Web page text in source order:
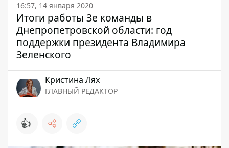
16:57, 14 января 2020
Итоги работы Зе команды в
Днепропетровской области: год
поддержки президента Владимира
Зеленского
Кристина Лях
ГЛАВНЫЙ РЕДАКТОР
👍